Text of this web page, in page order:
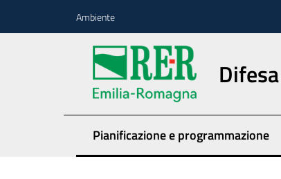
Ambiente
Pianificazione e programmazione